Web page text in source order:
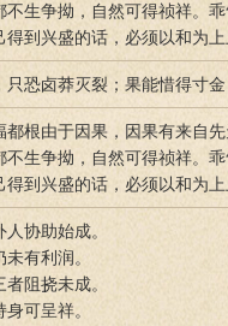
不生争拗，自然可得祯祥。
得到兴盛的话，必须以和为
恐卤莽灭裂；果能惜得寸金
都根由于因果，因果有来自
不生争拗，自然可得祯祥。
得到兴盛的话，必须以和为
人协助始成。
未有利润。
者阻挠未成。
可呈祥。